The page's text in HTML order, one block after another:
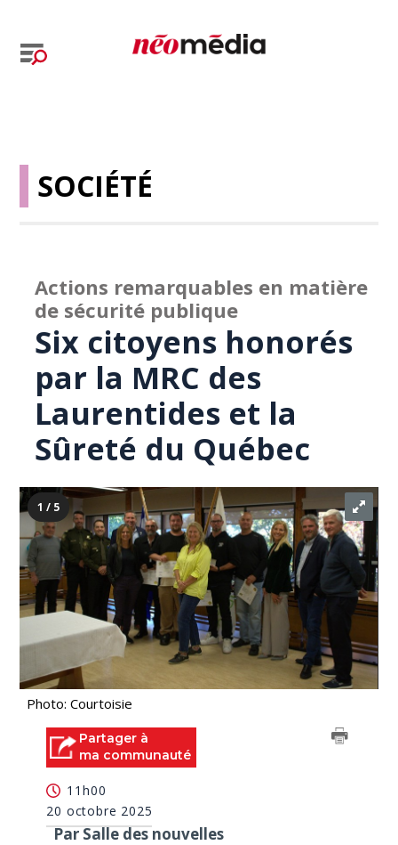
SOCIÉTÉ
Actions remarquables en matière
de sécurité publique
Six citoyens honorés
par la MRC des
Laurentides et la
Sûreté du Québec
1 / 5
Photo: Courtoisie
Partager à
ma communauté
11h00
20 octobre 2025
Par Salle des nouvelles